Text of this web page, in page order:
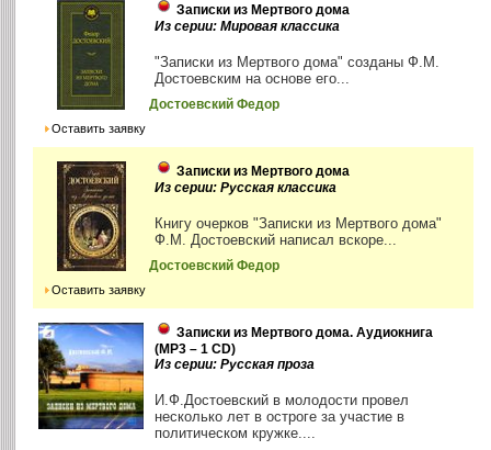
Записки из Мертвого дома
Из серии: Мировая классика
"Записки из Мертвого дома" созданы Ф.М.
Достоевским на основе его...
Достоевский Федор
Оставить заявку
Записки из Мертвого дома
Из серии: Русская классика
Книгу очерков "Записки из Мертвого дома"
Ф.М. Достоевский написал вскоре...
Достоевский Федор
Оставить заявку
Записки из Мертвого дома. Аудиокнига
(MP3 – 1 CD)
Из серии: Русская проза
И.Ф.Достоевский в молодости провел
несколько лет в остроге за участие в
политическом кружке....